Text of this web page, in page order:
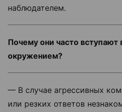
наблюдателем.
Почему они часто вступают
окружением?
— В случае агрессивных
или резких ответов